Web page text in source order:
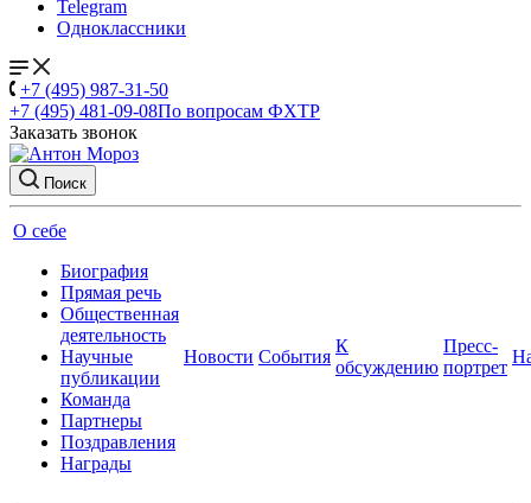
Telegram
Одноклассники
+7 (495) 987-31-50
+7 (495) 481-09-08По вопросам ФХТР
Заказать звонок
Поиск
О себе
Биография
Прямая речь
Общественная
деятельность
Научные
публикации
Команда
Партнеры
Поздравления
Награды
Новости События
К
обсуждению
Пресс-
портрет